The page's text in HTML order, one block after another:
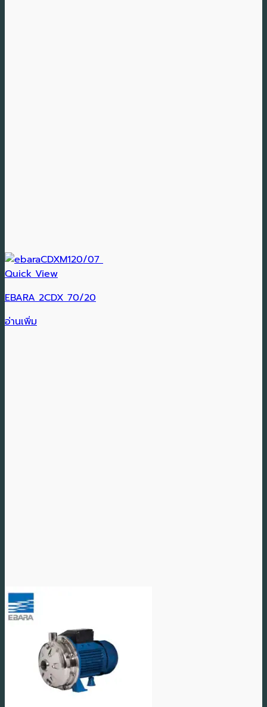
Quick View
EBARA 2CDX 70/20
อ่านเพิ่ม